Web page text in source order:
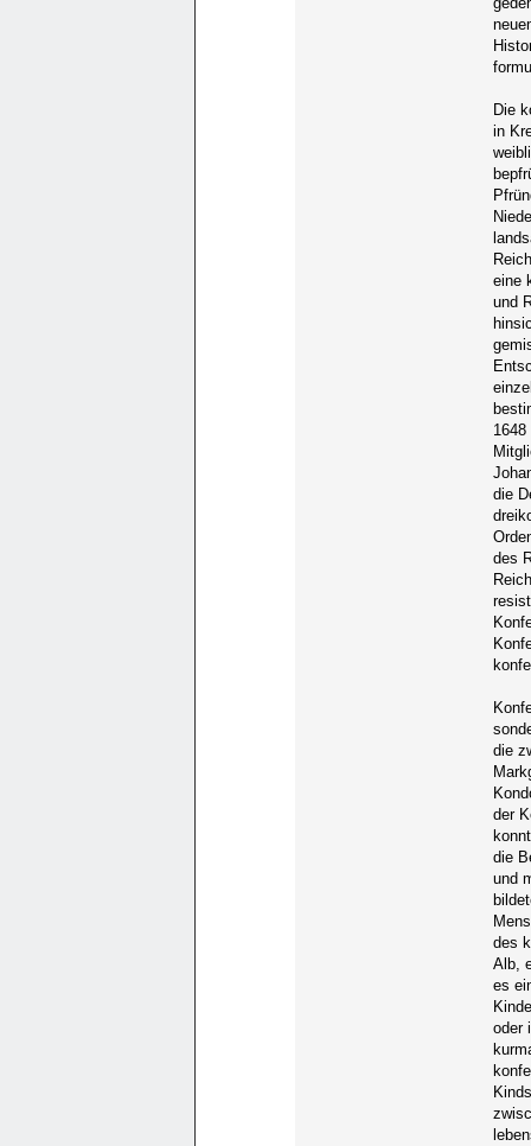
Die
in
eine
und
die
des
die
der
die
und
des
Alb,
es
oder